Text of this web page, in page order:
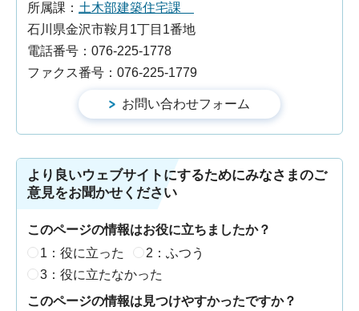
所属課： 土木部建築住宅課
石川県金沢市鞍月1丁目1番地
電話番号：076-225-1778
ファクス番号：076-225-1779
より良いウェブサイトにするためにみなさまのご
意見をお聞かせください
このページの情報はお役に立ちましたか？
1：役に立った
2：ふつう
3：役に立たなかった
このページの情報は見つけやすかったですか？